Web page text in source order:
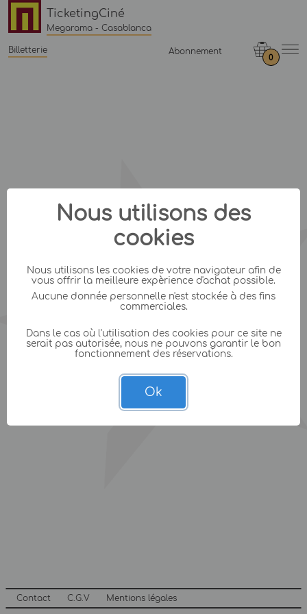
TicketingCiné
Megarama - Casablanca
Billetterie Abonnement
0
Contact C.G.V Mentions légales
Nous utilisons des
cookies
Nous utilisons les cookies de votre navigateur afin de
vous offrir la meilleure expèrience d'achat possible.
Aucune donnée personnelle n'est stockée à des fins
commerciales.
Dans le cas où l'utilisation des cookies pour ce site ne
serait pas autorisée, nous ne pouvons garantir le bon
fonctionnement des réservations.
Ok